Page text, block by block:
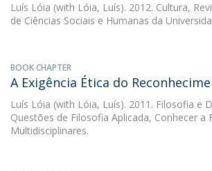
Luís Lóia (with Lóia, Luís). 2012. Cultura,
de Ciências Sociais e Humanas da
BOOK CHAPTER
A Exigência Ética do
Luís Lóia (with Lóia, Luís). 2011. Filosofia e
Questões de Filosofia Aplicada, Conhecer a
Multidisciplinares.